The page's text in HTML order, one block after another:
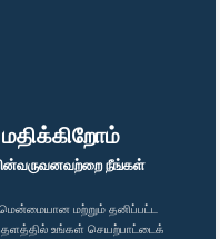
நீங்கள்
மென்மையான மற்றும் தனிப்பட்ட
உங்கள் செயற்பாட்டைக்